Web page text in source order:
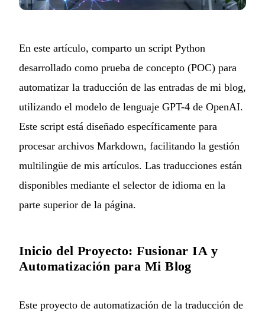
En este artículo, comparto un script Python
desarrollado como prueba de concepto (POC) para
automatizar la traducción de las entradas de mi blog,
utilizando el modelo de lenguaje GPT-4 de OpenAI.
Este script está diseñado específicamente para
procesar archivos Markdown, facilitando la gestión
multilingüe de mis artículos. Las traducciones están
disponibles mediante el selector de idioma en la
parte superior de la página.
Inicio del Proyecto: Fusionar IA y
Automatización para Mi Blog
Este proyecto de automatización de la traducción de